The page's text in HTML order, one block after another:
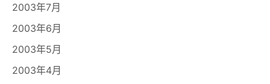
2003年7月
2003年6月
2003年5月
2003年4月